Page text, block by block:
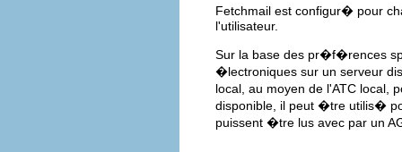
Fetchmail est configur� pour
l'utilisateur.
Sur la base des pr�f�rences
�lectroniques sur un serveur
local, au moyen de l'ATC local,
disponible, il peut �tre utilis�
puissent �tre lus avec par un